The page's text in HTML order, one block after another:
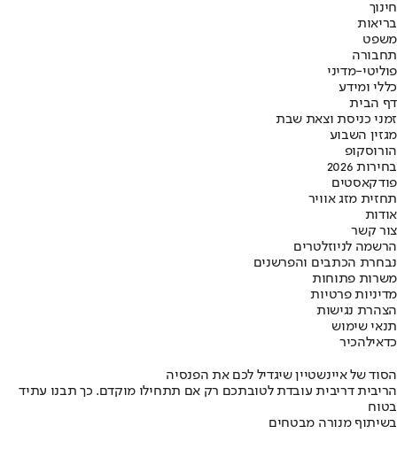
חינוך
בריאות
משפט
תחבורה
פוליטי-מדיני
כללי ומידע
דף הבית
זמני כניסת וצאת שבת
מגזין השבוע
הורוסקופ
בחירות 2026
פודקאסטים
תחזית מזג אוויר
אודות
צור קשר
הרשמה לניוזלטרים
נבחרת הכתבים והפרשנים
משרות פתוחות
מדיניות פרטיות
הצהרת נגישות
תנאי שימוש
כדאילהכיר
הסוד של איינשטיין שיגדיל לכם את הפנסיה
הריבית דריבית עובדת לטובתכם רק אם תתחילו מוקדם. כך תבנו עתיד
בטוח
בשיתוף מנורה מבטחים